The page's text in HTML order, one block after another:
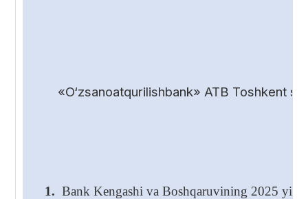
«O‘zsanoatqurilishbank» ATB Toshkent
1. Bank Kengashi va Boshqaruvining 2025 yil